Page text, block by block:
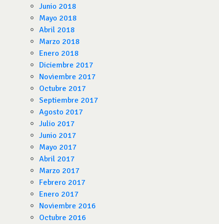
Junio 2018
Mayo 2018
Abril 2018
Marzo 2018
Enero 2018
Diciembre 2017
Noviembre 2017
Octubre 2017
Septiembre 2017
Agosto 2017
Julio 2017
Junio 2017
Mayo 2017
Abril 2017
Marzo 2017
Febrero 2017
Enero 2017
Noviembre 2016
Octubre 2016